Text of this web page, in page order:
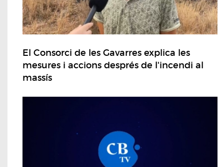
El Consorci de les Gavarres explica les
mesures i accions després de l'incendi al
massís